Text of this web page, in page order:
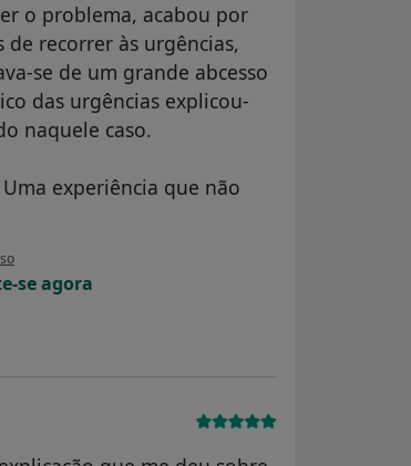
o problema, acabou por
recorrer às urgências,
se de um grande abcesso
das urgências explicou-
naquele caso.
experiência que não
Cardoso Jennifer
se agora